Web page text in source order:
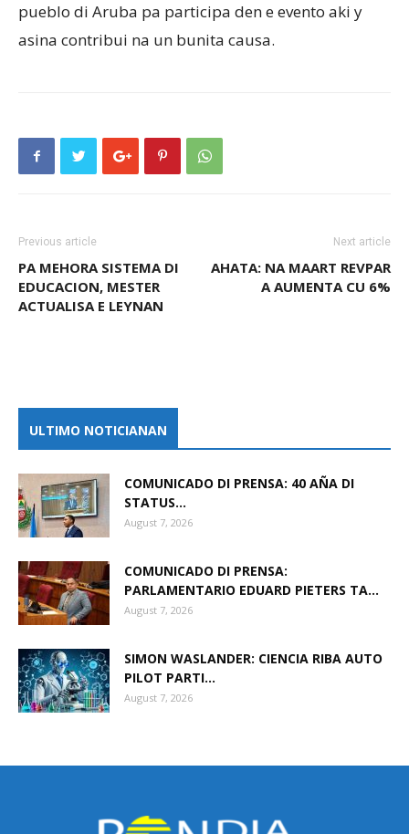
pueblo di Aruba pa participa den e evento aki y
asina contribui na un bunita causa.
Previous article
PA MEHORA SISTEMA DI
EDUCACION, MESTER
ACTUALISA E LEYNAN
Next article
AHATA: NA MAART REVPAR
A AUMENTA CU 6%
ULTIMO NOTICIANAN
COMUNICADO DI PRENSA: 40 AÑA DI
STATUS...
August 7, 2026
COMUNICADO DI PRENSA:
PARLAMENTARIO EDUARD PIETERS TA...
August 7, 2026
SIMON WASLANDER: CIENCIA RIBA AUTO
PILOT PARTI...
August 7, 2026